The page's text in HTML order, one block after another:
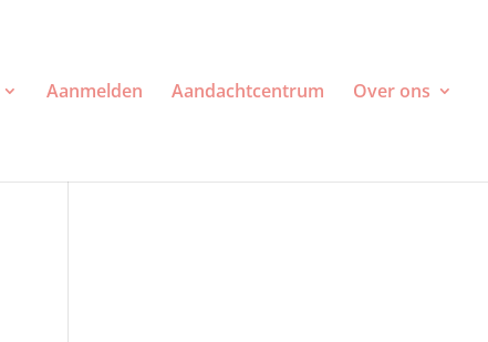
Aanmelden Aandachtcentrum Over ons